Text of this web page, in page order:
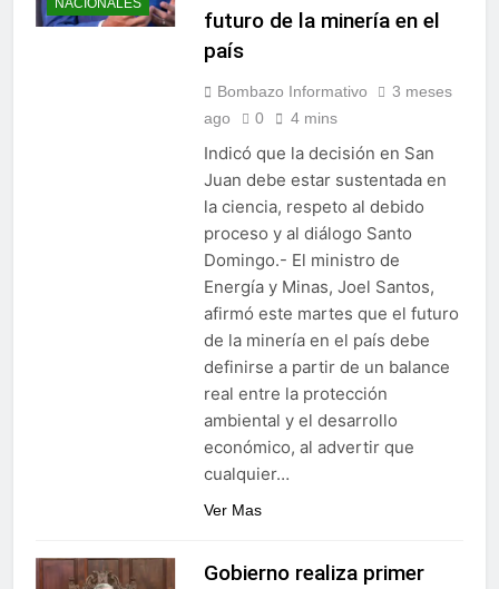
metros planos
23 Horas Ago
Sector de bancas deportivas
plantea posición sobre
proyecto de Ley General de
Juegos de Azar
2 Días Ago
Metro de SD amplía
Centroamericanos
4 Días Ago
Embajada dominicana en
Francia y Banreservas
lanzan convocatoria para
residencias artísticas en
París
4 Días Ago
Gobierno da continuidad al
proyecto Azua II – Pueblo
Viejo, fortaleciendo el
desarrollo agrícola de la
provincia
4 Días Ago
NACIONALES
futuro de la minería en el
país
Bombazo Informativo
3 meses
ago
0 4 mins
Indicó que la decisión en San
Juan debe estar sustentada en
la ciencia, respeto al debido
proceso y al diálogo Santo
Domingo.- El ministro de
Energía y Minas, Joel Santos,
afirmó este martes que el futuro
de la minería en el país debe
definirse a partir de un balance
real entre la protección
ambiental y el desarrollo
económico, al advertir que
cualquier…
Ver Mas
Gobierno realiza primer